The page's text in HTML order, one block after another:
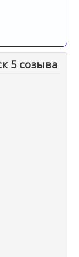
5 созыва